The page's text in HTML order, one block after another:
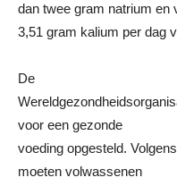
dan twee gram natrium en
3,51 gram kalium per dag
De
voor een gezonde
voeding opgesteld.
moeten volwassenen